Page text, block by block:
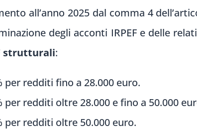
all’anno 2025 dal comma 4
degli acconti IRPEF e delle
strutturali:
per redditi fino a 28.000 euro.
per redditi oltre 28.000 e fino a 50.000
per redditi oltre 50.000 euro.